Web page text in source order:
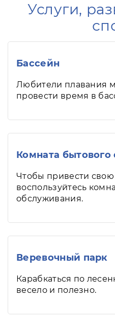
Услуги,
Бассейн
Любители плавания
провести время в
Комната
Чтобы привести
воспользуйтесь
обслуживания.
Веревочный парк
Карабкаться по
весело и полезно.